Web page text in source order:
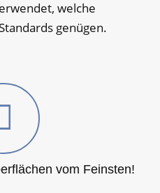
welche
genügen.
vom Feinsten!